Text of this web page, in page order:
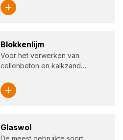
Blok­ken­lijm
Voor het verwerken van
cellenbeton en kalkzand…
Glas­wol
De meest gebruikte soort.